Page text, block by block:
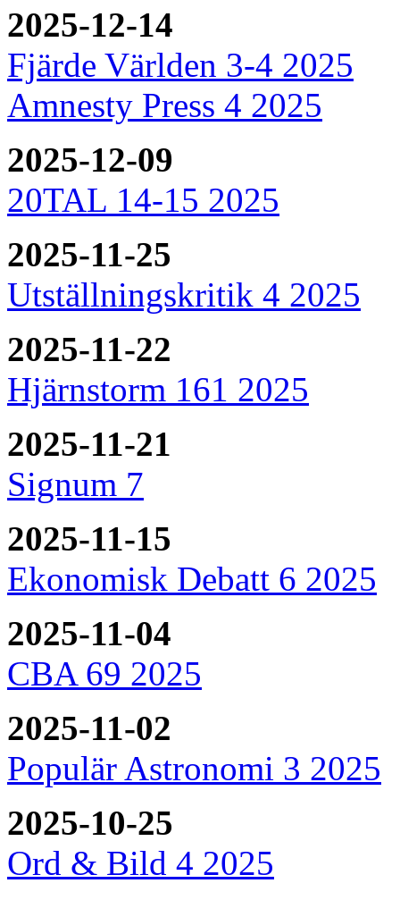
2025-12-14
Fjärde Världen 3-4 2025
Amnesty Press 4 2025
2025-12-09
20TAL 14-15 2025
2025-11-25
Utställningskritik 4 2025
2025-11-22
Hjärnstorm 161 2025
2025-11-21
Signum 7
2025-11-15
Ekonomisk Debatt 6 2025
2025-11-04
CBA 69 2025
2025-11-02
Populär Astronomi 3 2025
2025-10-25
Ord & Bild 4 2025